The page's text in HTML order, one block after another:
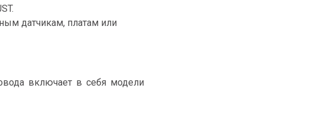
датчикам, платам или
включает в себя модели